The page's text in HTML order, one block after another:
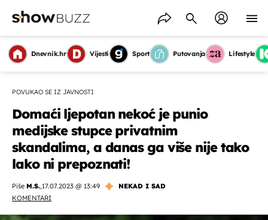
Dnevnik.hr Vijesti Sport Putovanja Lifestyle
POVUKAO SE IZ JAVNOSTI
Domaći ljepotan nekoć je punio
medijske stupce privatnim
skandalima, a danas ga više nije tako
lako ni prepoznati!
Piše M.S.,17.07.2023 @ 13:49
NEKAD I SAD
KOMENTARI